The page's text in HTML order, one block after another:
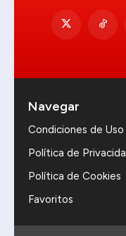
Navegar
Condiciones de Uso
Política de
Política de Cookies
Favoritos